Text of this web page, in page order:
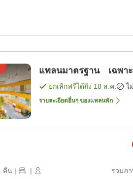
แพลนมาตรฐาน เฉพาะ
ยกเลิกฟรีได้ถึง 18 ส.ค. ไ
รายละเอียดอื่นๆ ของแพลนพัก
คืน | | รวมภ